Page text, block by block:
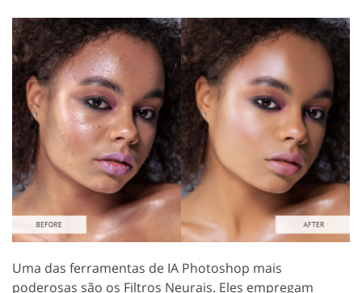
Uma das ferramentas de IA Photoshop mais
poderosas são os Filtros Neurais. Eles empregam